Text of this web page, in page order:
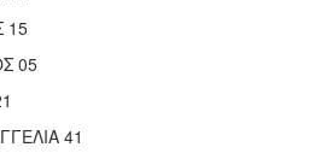
15
05
41